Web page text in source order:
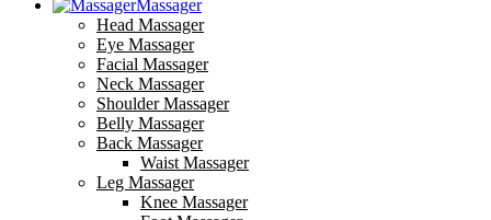
Massager
Head Massager
Eye Massager
Facial Massager
Neck Massager
Shoulder Massager
Belly Massager
Back Massager
Waist Massager
Leg Massager
Knee Massager